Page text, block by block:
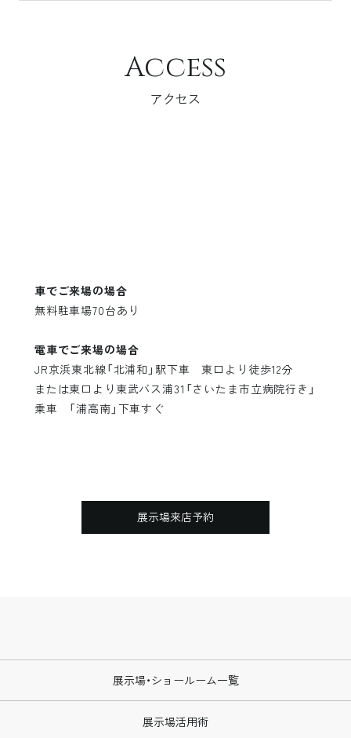
Access
アクセス
車でご来場の場合
無料駐車場70台あり
電車でご来場の場合
JR京浜東北線「北浦和」駅下車 東口より徒歩12分
または東口より東武バス浦31「さいたま市立病院行き」
乗車 「浦高南」下車すぐ
展示場来店予約
展示場・ショールーム一覧
展示場活用術